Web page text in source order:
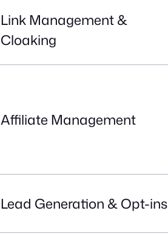
Link Management &
Cloaking
Affiliate Management
Lead Generation & Opt-ins